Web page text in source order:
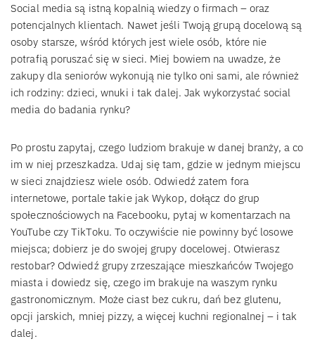
Social media są istną kopalnią wiedzy o firmach – oraz
potencjalnych klientach. Nawet jeśli Twoją grupą docelową są
osoby starsze, wśród których jest wiele osób, które nie
potrafią poruszać się w sieci. Miej bowiem na uwadze, że
zakupy dla seniorów wykonują nie tylko oni sami, ale również
ich rodziny: dzieci, wnuki i tak dalej. Jak wykorzystać social
media do badania rynku?
Po prostu zapytaj, czego ludziom brakuje w danej branży, a co
im w niej przeszkadza. Udaj się tam, gdzie w jednym miejscu
w sieci znajdziesz wiele osób. Odwiedź zatem fora
internetowe, portale takie jak Wykop, dołącz do grup
społecznościowych na Facebooku, pytaj w komentarzach na
YouTube czy TikToku. To oczywiście nie powinny być losowe
miejsca; dobierz je do swojej grupy docelowej. Otwierasz
restobar? Odwiedź grupy zrzeszające mieszkańców Twojego
miasta i dowiedz się, czego im brakuje na waszym rynku
gastronomicznym. Może ciast bez cukru, dań bez glutenu,
opcji jarskich, mniej pizzy, a więcej kuchni regionalnej – i tak
dalej.